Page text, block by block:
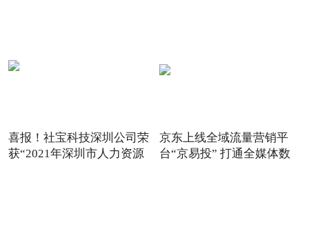
喜报！社宝科技深圳公司荣
获“2021年深圳市人力资源
京东上线全域流量营销平
台“京易投” 打通全媒体数